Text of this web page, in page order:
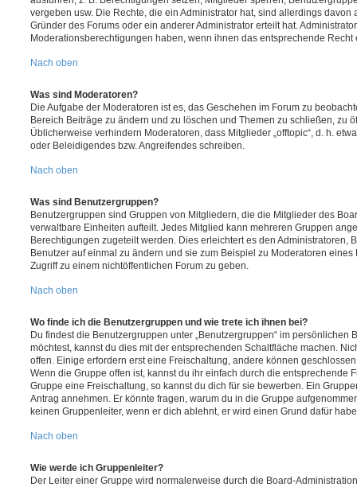
vergeben usw. Die Rechte, die ein Administrator hat, sind allerdings
Gründer des Forums oder ein anderer Administrator erteilt hat.
Moderationsberechtigungen haben, wenn ihnen das entsprechende Recht
Nach oben
Was sind Moderatoren?
Die Aufgabe der Moderatoren ist es, das Geschehen im Forum zu
Bereich Beiträge zu ändern und zu löschen und Themen zu schließen, zu
Üblicherweise verhindern Moderatoren, dass Mitglieder „offtopic“, d. h.
oder Beleidigendes bzw. Angreifendes schreiben.
Nach oben
Was sind Benutzergruppen?
Benutzergruppen sind Gruppen von Mitgliedern, die die Mitglieder des
verwaltbare Einheiten aufteilt. Jedes Mitglied kann mehreren Gruppen
Berechtigungen zugeteilt werden. Dies erleichtert es den Administratoren,
Benutzer auf einmal zu ändern und sie zum Beispiel zu Moderatoren
Zugriff zu einem nichtöffentlichen Forum zu geben.
Nach oben
Wo finde ich die Benutzergruppen und wie trete ich ihnen bei?
Du findest die Benutzergruppen unter „Benutzergruppen“ im persönlichen
möchtest, kannst du dies mit der entsprechenden Schaltfläche machen.
offen. Einige erfordern erst eine Freischaltung, andere können
Wenn die Gruppe offen ist, kannst du ihr einfach durch die entsprechende
Gruppe eine Freischaltung, so kannst du dich für sie bewerben. Ein
Antrag annehmen. Er könnte fragen, warum du in die Gruppe
keinen Gruppenleiter, wenn er dich ablehnt, er wird einen Grund dafür
Nach oben
Wie werde ich Gruppenleiter?
Der Leiter einer Gruppe wird normalerweise durch die Board-